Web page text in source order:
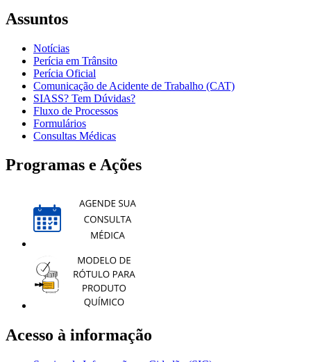
Assuntos
Notícias
Perícia em Trânsito
Perícia Oficial
Comunicação de Acidente de Trabalho (CAT)
SIASS? Tem Dúvidas?
Fluxo de Processos
Formulários
Consultas Médicas
Programas e Ações
Acesso à informação